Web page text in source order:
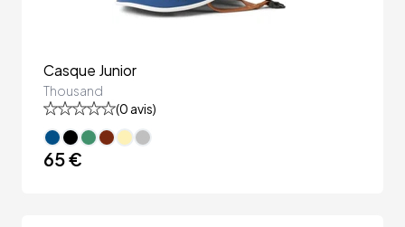
Casque Junior
Thousand
(0 avis)
65 €